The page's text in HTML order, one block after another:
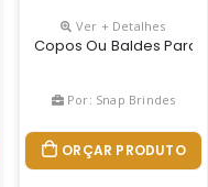
Fabricado Em Pp
Ver + Detalhes
Copos Ou Baldes Para
Por: Snap Brindes
ORÇAR PRODUTO